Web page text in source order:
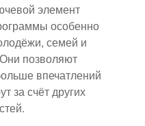
элемент
особенно
семей и
позволяют
впечатлений
за счёт других